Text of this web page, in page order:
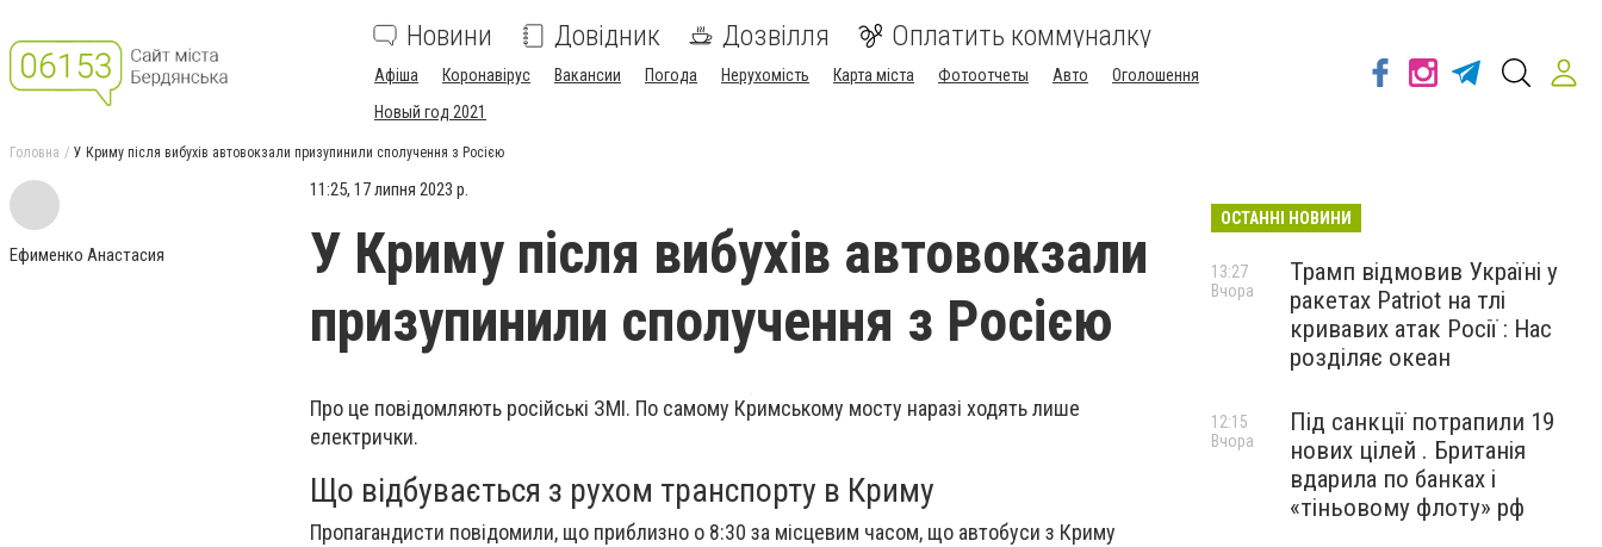
Новини Довідник Дозвілля Оплатить коммуналку
Афіша Коронавірус Вакансии Погода Нерухомість Карта міста Фотоотчеты Авто
Оголошення
Новый год 2021
Головна У Криму після вибухів автовокзали призупинили сполучення з Росією
Ефименко Анастасия
11:25, 17 липня 2023 р.
У Криму після вибухів автовокзали
призупинили сполучення з Росією
Про це повідомляють російські ЗМІ. По самому Кримському мосту наразі ходять лише
електрички.
Що відбувається з рухом транспорту в Криму
Пропагандисти повідомили, що приблизно о 8:30 за місцевим часом, що автобуси з Криму
ОСТАННІ НОВИНИ
Трамп відмовив Україні у
ракетах Patriot на тлі
кривавих атак Росії : Нас
розділяє океан
13:27
Вчора
Під санкції потрапили 19
нових цілей . Британія
вдарила по банках і
«тіньовому флоту» рф
12:15
Вчора